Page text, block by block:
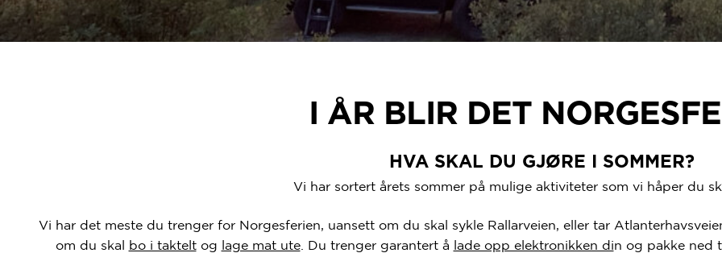
I ÅR BLIR DET
HVA SKAL DU GJØRE I SOMMER?
Vi har sortert årets sommer på mulige aktiviteter som vi håper du
Vi har det meste du trenger for Norgesferien, uansett om du skal sykle Rallarveien, eller tar
om du skal bo i takteltog lage mat ute. Du trenger garantert å lade opp elektronikken din og pakke ned